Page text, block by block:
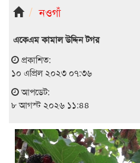
নওগাঁ
একেএম কামাল উদ্দিন টগর
প্রকাশিত:
১০ এপ্রিল ২০২৩ ০৭:৩৬
আপডেট:
৮ আগস্ট ২০২৬ ১১:৪৪